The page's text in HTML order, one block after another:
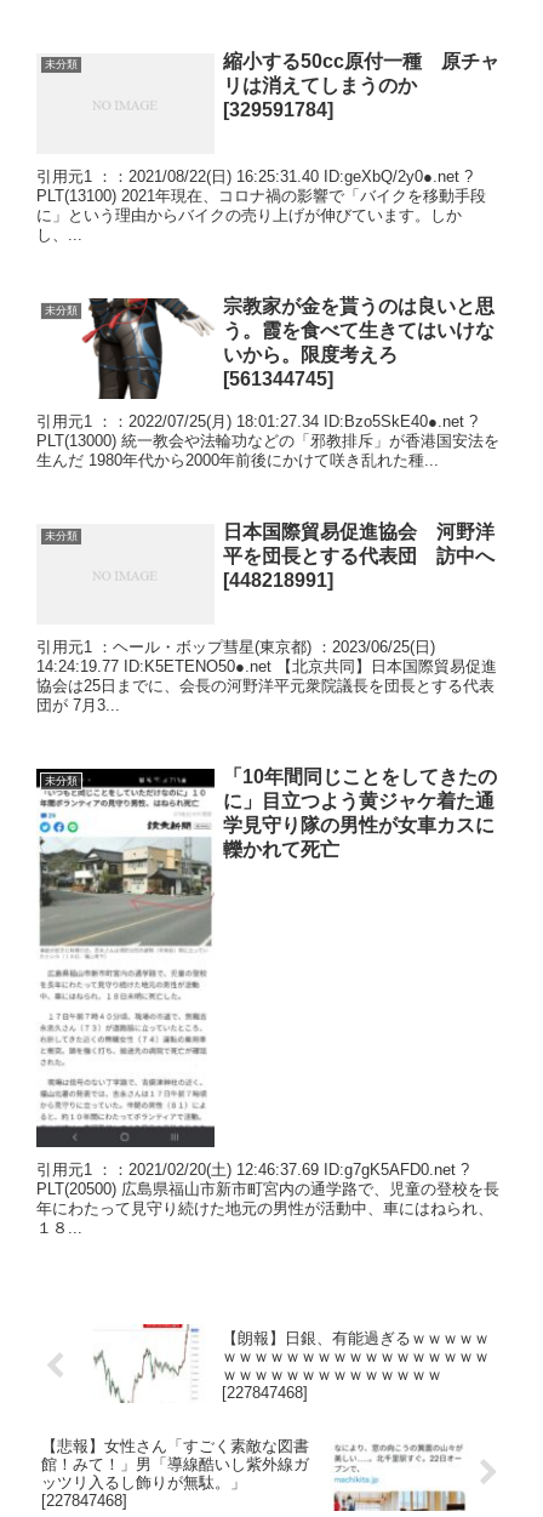
未分類
縮小する50cc原付一種 原チャ
リは消えてしまうのか
[329591784]
引用元1 ：：2021/08/22(日) 16:25:31.40 ID:geXbQ/2y0●.net ?
PLT(13100) 2021年現在、コロナ禍の影響で「バイクを移動手段
に」という理由からバイクの売り上げが伸びています。しか
し、...
未分類
宗教家が金を貰うのは良いと思
う。霞を食べて生きてはいけな
いから。限度考えろ
[561344745]
引用元1 ：：2022/07/25(月) 18:01:27.34 ID:Bzo5SkE40●.net ?
PLT(13000) 統一教会や法輪功などの「邪教排斥」が香港国安法を
生んだ 1980年代から2000年前後にかけて咲き乱れた種...
未分類
日本国際貿易促進協会 河野洋
平を団長とする代表団 訪中へ
[448218991]
引用元1 ：ヘール・ボップ彗星(東京都) ：2023/06/25(日)
14:24:19.77 ID:K5ETENO50●.net 【北京共同】日本国際貿易促進
協会は25日までに、会長の河野洋平元衆院議長を団長とする代表
団が 7月3...
未分類
「10年間同じことをしてきたの
に」目立つよう黄ジャケ着た通
学見守り隊の男性が女車カスに
轢かれて死亡
引用元1 ：：2021/02/20(土) 12:46:37.69 ID:g7gK5AFD0.net ?
PLT(20500) 広島県福山市新市町宮内の通学路で、児童の登校を長
年にわたって見守り続けた地元の男性が活動中、車にはねられ、
１８...
【朗報】日銀、有能過ぎるｗｗｗｗｗ
ｗｗｗｗｗｗｗｗｗｗｗｗｗｗｗｗｗ
ｗｗｗｗｗｗｗｗｗｗｗｗｗｗ
[227847468]
【悲報】女性さん「すごく素敵な図書
館！みて！」男「導線酷いし紫外線ガ
ッツリ入るし飾りが無駄。」
[227847468]